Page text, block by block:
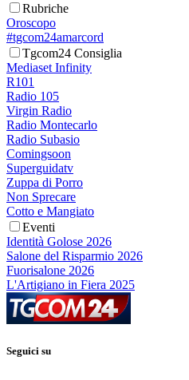
Rubriche
Oroscopo
#tgcom24amarcord
Tgcom24 Consiglia
Mediaset Infinity
R101
Radio 105
Virgin Radio
Radio Montecarlo
Radio Subasio
Comingsoon
Superguidatv
Zuppa di Porro
Non Sprecare
Cotto e Mangiato
Eventi
Identità Golose 2026
Salone del Risparmio 2026
Fuorisalone 2026
L'Artigiano in Fiera 2025
Seguici su